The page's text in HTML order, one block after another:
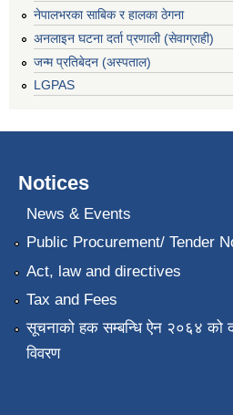
नेपालभरका साबिक र हालका ठेगना
अनलाइन घटना दर्ता प्रणाली (सेवाग्राही)
जन्म प्रतिबेदन (अस्पताल)
LGPAS
Notices
News & Events
Public Procurement/ Tender
Act, law and directives
Tax and Fees
सूचनाको हक सम्बन्धि ऐन २०६४ को
विवरण